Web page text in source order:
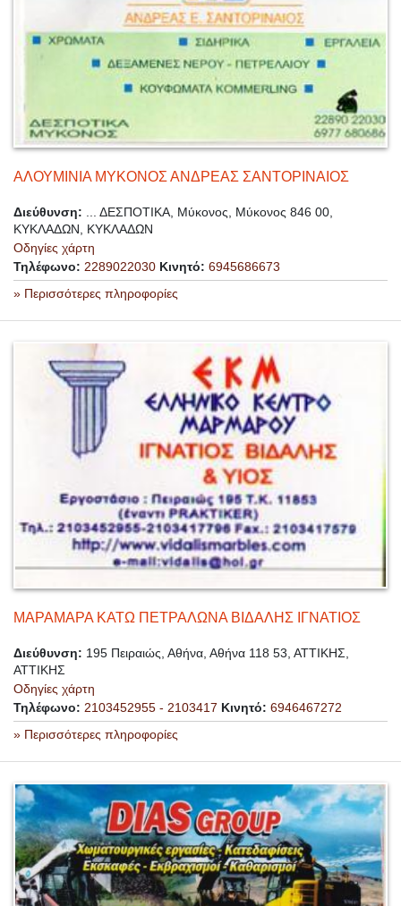
ΑΛΟΥΜΙΝΙΑ ΜΥΚΟΝΟΣ ΑΝΔΡΕΑΣ ΣΑΝΤΟΡΙΝΑΙΟΣ
Διεύθυνση:
... ΔΕΣΠΟΤΙΚΑ, Μύκονος, Μύκονος 846 00,
ΚΥΚΛΑΔΩΝ, ΚΥΚΛΑΔΩΝ
Οδηγίες χάρτη
Τηλέφωνο: 2289022030 Κινητό: 6945686673
» Περισσότερες πληροφορίες
ΜΑΡΑΜΑΡΑ ΚΑΤΩ ΠΕΤΡΑΛΩΝΑ ΒΙΔΑΛΗΣ ΙΓΝΑΤΙΟΣ
Διεύθυνση: 195 Πειραιώς, Αθήνα, Αθήνα 118 53, ΑΤΤΙΚΗΣ,
ΑΤΤΙΚΗΣ
Οδηγίες χάρτη
Τηλέφωνο: 2103452955 - 2103417 Κινητό: 6946467272
» Περισσότερες πληροφορίες